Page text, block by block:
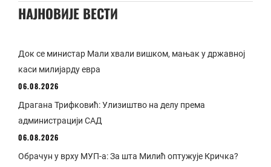
НАЈНОВИЈЕ ВЕСТИ
Док се министар Мали хвали вишком, мањак у државној
каси милијарду евра
06.08.2026
Драгана Трифковић: Улизиштво на делу према
администрацији САД
06.08.2026
Обрачун у врху МУП-а: За шта Милић оптужује Кричка?